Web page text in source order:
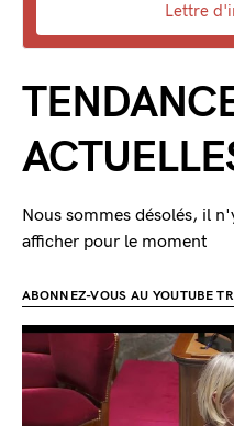
Lettre
Nous sommes désolés, il
afficher pour le moment
ABONNEZ-VOUS AU YOUTUBE